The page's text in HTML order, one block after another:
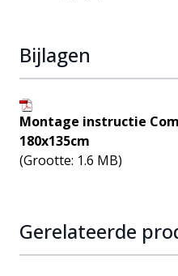
Bijlagen
Montage instructie
180x135cm
(Grootte: 1.6 MB)
Gerelateerde